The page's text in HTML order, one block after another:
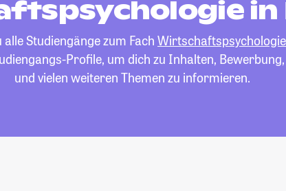
in
Studiengänge zum Fach Wirtschaftspsychologie
Profile, um dich zu Inhalten,
und vielen weiteren Themen zu informieren.